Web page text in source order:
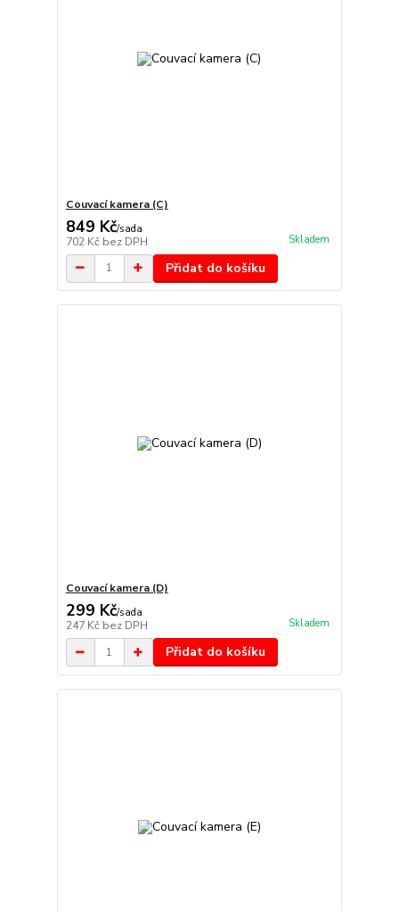
Couvací kamera (C)
849 Kč/sada
702 Kč bez DPH Skladem
Přidat do košíku
Couvací kamera (D)
299 Kč/sada
247 Kč bez DPH Skladem
Přidat do košíku